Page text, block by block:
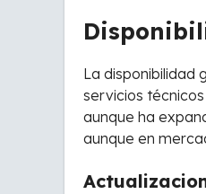
La disponibilidad
servicios
aunque ha
aunque en